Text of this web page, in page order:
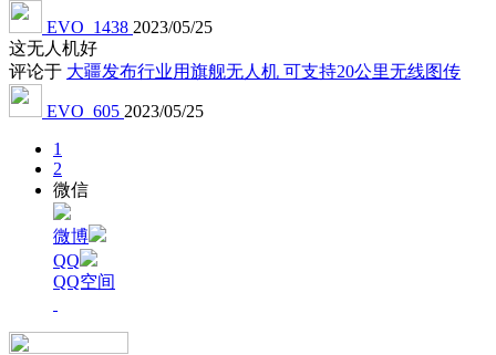
EVO_1438 2023/05/25
这无人机好
评论于 大疆发布行业用旗舰无人机 可支持20公里无线图传
EVO_605 2023/05/25
1
2
微信
微博
QQ
QQ空间